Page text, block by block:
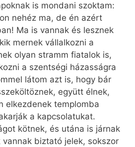
is mondani szoktam:
nehéz ma, de én azért
Ma is vannak és lesznek
mernek vállalkozni a
olyan stramm fiatalok is,
a szentségi házasságra
látom azt is, hogy bár
együtt élnek,
elkezdenek templomba
a kapcsolatukat.
kötnek, és utána is járnak
biztató jelek, sokszor